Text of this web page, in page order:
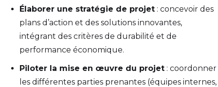
Élaborer une stratégie de projet : concevoir des
plans d’action et des solutions innovantes,
intégrant des critères de durabilité et de
performance économique.
Piloter la mise en œuvre du projet : coordonner
les différentes parties prenantes (équipes internes,